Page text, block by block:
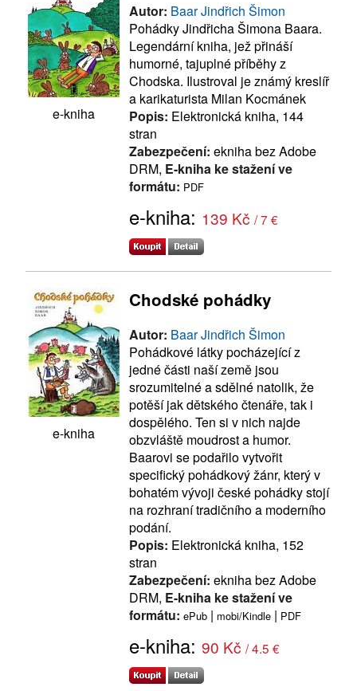
e-kniha
Autor: Baar Jindřich Šimon
Pohádky Jindřicha Šimona Baara.
Legendární kniha, jež přináší
humorné, tajuplné příběhy z
Chodska. Ilustroval je známý kreslíř
a karikaturista Milan Kocmánek
Popis: Elektronická kniha, 144
stran
Zabezpečení: ekniha bez Adobe
DRM, E-kniha ke stažení ve
formátu: PDF
e-kniha: 139 Kč / 7 €
e-kniha
Chodské pohádky
Autor: Baar Jindřich Šimon
Pohádkové látky pocházející z
jedné části naší země jsou
srozumitelné a sdělné natolik, že
potěší jak dětského čtenáře, tak i
dospělého. Ten si v nich najde
obzvláště moudrost a humor.
Baarovi se podařilo vytvořit
specifický pohádkový žánr, který v
bohatém vývoji české pohádky stojí
na rozhraní tradičního a moderního
podání.
Popis: Elektronická kniha, 152
stran
Zabezpečení: ekniha bez Adobe
DRM, E-kniha ke stažení ve
formátu: ePub | mobi/Kindle | PDF
e-kniha: 90 Kč / 4.5 €